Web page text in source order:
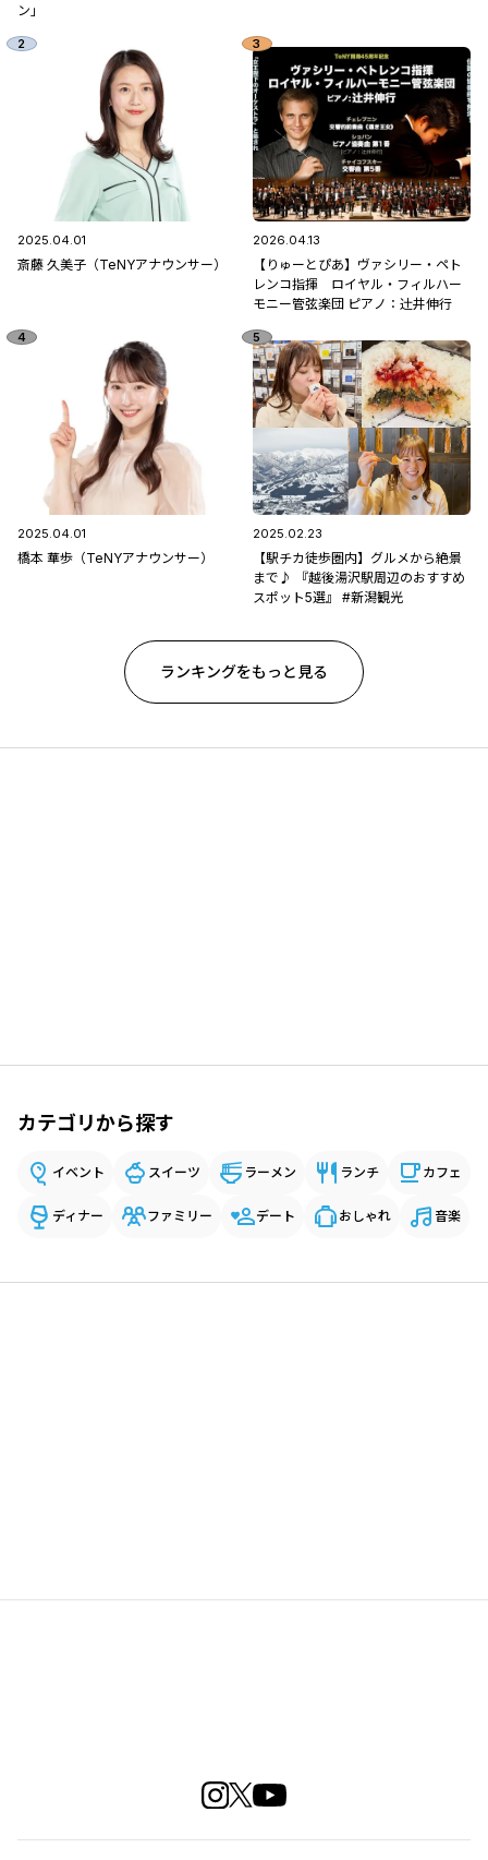
ン」
2025.04.01
斎藤 久美子（TeNYアナウンサー）
2026.04.13
【りゅーとぴあ】ヴァシリー・ペト
レンコ指揮 ロイヤル・フィルハー
モニー管弦楽団 ピアノ：辻󠄀井伸行
2025.04.01
橋本 華歩（TeNYアナウンサー）
2025.02.23
【駅チカ徒歩圏内】グルメから絶景
まで♪ 『越後湯沢駅周辺のおすすめ
スポット5選』 #新潟観光
ランキングをもっと見る
カテゴリから探す
イベント スイーツ ラーメン ランチ カフェ
ディナー ファミリー デート おしゃれ 音楽